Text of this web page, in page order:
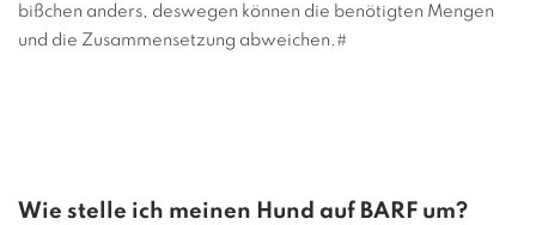
bißchen anders, deswegen können die benötigten Mengen
und die Zusammensetzung abweichen.#
Wie stelle ich meinen Hund auf BARF um?